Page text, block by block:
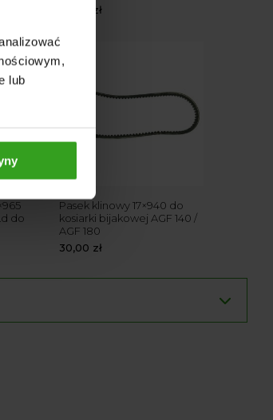
lub
zł
do
Pasek klinowy 17×940 do
kosiarki bijakowej AGF 140 /
AGF 180
30,00 zł